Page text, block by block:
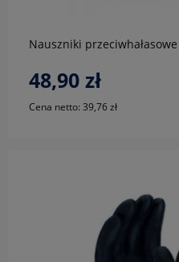
Nauszniki
48,90 zł
Cena netto: 39,76 zł